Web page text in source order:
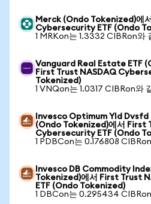
Merck (Ondo Tokenized)에
Cybersecurity ETF (Ondo
1 MRKon는 1.3332 CIBRon와
Vanguard Real Estate ETF
First Trust NASDAQ
Tokenized)
1 VNQon는 1.0317 CIBRon와
Invesco Optimum Yld Dvsfd
(Ondo Tokenized)에서 First
Cybersecurity ETF (Ondo
1 PDBCon는 0.176808
Invesco DB Commodity
Tokenized)에서 First Trust
ETF (Ondo Tokenized)
1 DBCon는 0.295434